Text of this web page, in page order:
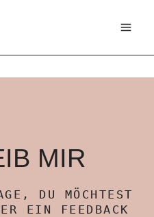
MIR
DU MÖCHTEST
EIN FEEDBACK